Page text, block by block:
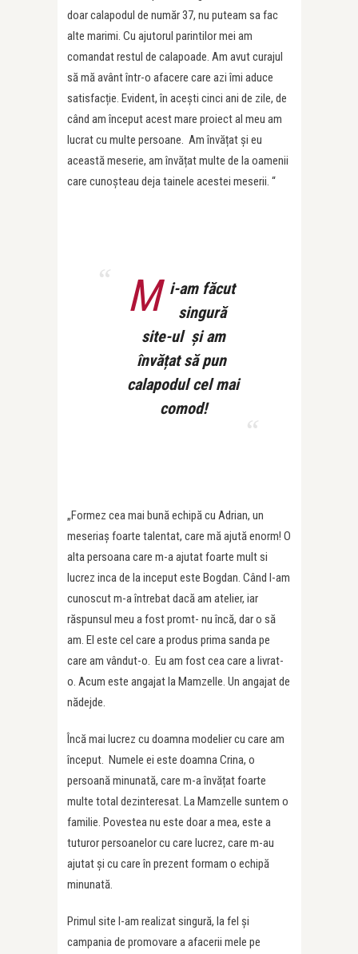
doar calapodul de număr 37, nu puteam sa fac
alte marimi. Cu ajutorul parintilor mei am
comandat restul de calapoade. Am avut curajul
să mă avântîntr-o afacere care azi îmi aduce
satisfacție. Evident, în acești cinci ani de zile, de
când amînceput acest mare proiect al meu am
lucrat cu multe persoane.
Amînvățat și eu
această meserie, am învățat multe de la oamenii
care cunoșteau deja tainele acestei meserii. “
M i-am făcut
singură
site-ul și am
învățat să pun
calapodul cel mai
comod!
„Formez cea mai bună echipă cu Adrian, un
meseriaș foarte talentat, care mă ajută enorm! O
alta persoana care m-a ajutat foarte mult si
lucrez inca de la inceput este Bogdan. Când l-am
cunoscut m-a întrebat dacă am atelier, iar
răspunsul meu a fost promt- nu încă, dar o să
am. El este cel care a produs prima sanda pe
care am vândut-o. Eu am fost cea care a livrat-
o. Acum este angajat la Mamzelle. Un angajat de
nădejde.
Încă mai lucrez cu doamna modelier cu care am
început. Numele ei este doamna Crina, o
persoană minunată, care m-a învățat foarte
multe total dezinteresat. La Mamzelle suntem o
familie. Povestea nu este doar a mea, este a
tuturor persoanelor cu care lucrez, care m-au
ajutat și cu care în prezent formam o echipă
minunată.
Primul site l-am realizat singură, la fel și
campania de promovare a afacerii mele pe